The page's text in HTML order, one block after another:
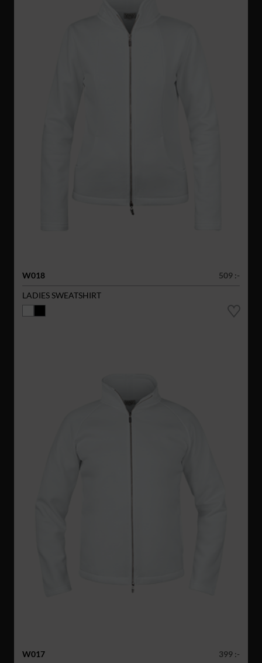
W018
509 :-
LADIES SWEATSHIRT
W017
399 :-